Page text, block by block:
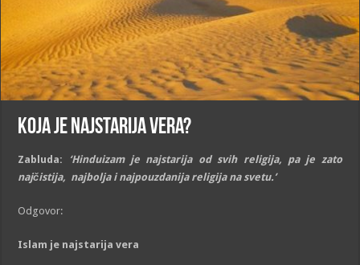
Koja je najstarija vera?
Zabluda: ‘Hinduizam je najstarija od svih religija, pa je zato
najčistija, najbolja i najpouzdanija religija na svetu.’
Odgovor:
Islam je najstarija vera